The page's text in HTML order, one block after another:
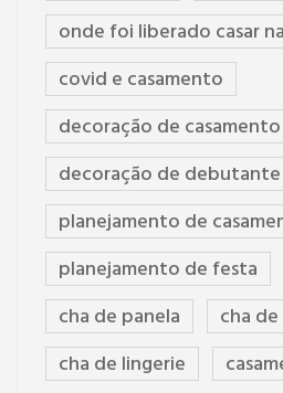
onde foi liberado casar
covid e casamento
decoração de casamento
decoração de debutante
planejamento de
planejamento de festa
cha de panela
cha
cha de lingerie